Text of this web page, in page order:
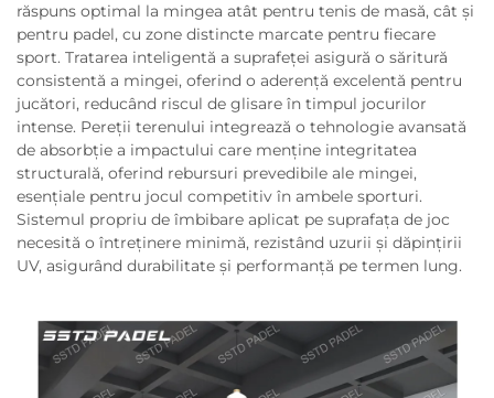
răspuns optimal la mingea atât pentru tenis de masă, cât și
pentru padel, cu zone distincte marcate pentru fiecare
sport. Tratarea inteligentă a suprafeței asigură o săritură
consistentă a mingei, oferind o aderență excelentă pentru
jucători, reducând riscul de glisare în timpul jocurilor
intense. Pereții terenului integrează o tehnologie avansată
de absorbție a impactului care menține integritatea
structurală, oferind rebursuri prevedibile ale mingei,
esențiale pentru jocul competitiv în ambele sporturi.
Sistemul propriu de îmbibare aplicat pe suprafața de joc
necesită o întreținere minimă, rezistând uzurii și dăpințirii
UV, asigurând durabilitate și performanță pe termen lung.